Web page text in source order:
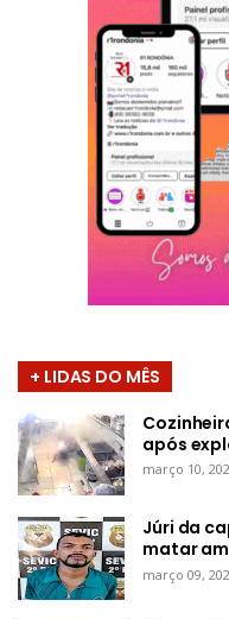
+ LIDAS DO MÊS
após
março 10,
Júri da
matar
março 09,